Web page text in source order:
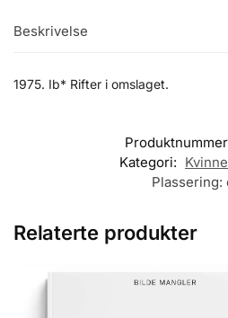
Beskrivelse
1975. Ib* Rifter i omslaget.
Kategori:
Plassering:
Relaterte produkter